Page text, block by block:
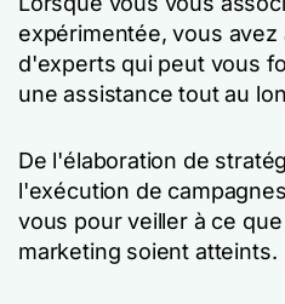
expérimentée, vous
d'experts qui peut vous
une assistance tout au
De l'élaboration de
l'exécution de
vous pour veiller à ce
marketing soient atteints.